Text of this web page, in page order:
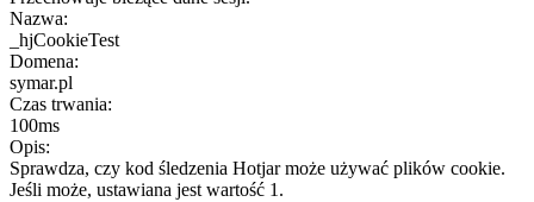
Nazwa:
_hjCookieTest
Domena:
symar.pl
Czas trwania:
100ms
Opis:
Sprawdza, czy kod śledzenia Hotjar może używać plików cookie.
Jeśli może, ustawiana jest wartość 1.